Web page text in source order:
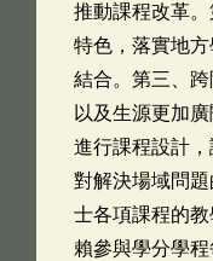
推動課程改革
特色，落實地
結合。第三、
以及生源更加
進行課程設計
對解決場域問
士各項課程的
賴參與學分學